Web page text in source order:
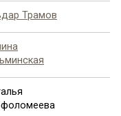
Трамов